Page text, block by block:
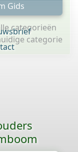
Gids
categorieën
categorie